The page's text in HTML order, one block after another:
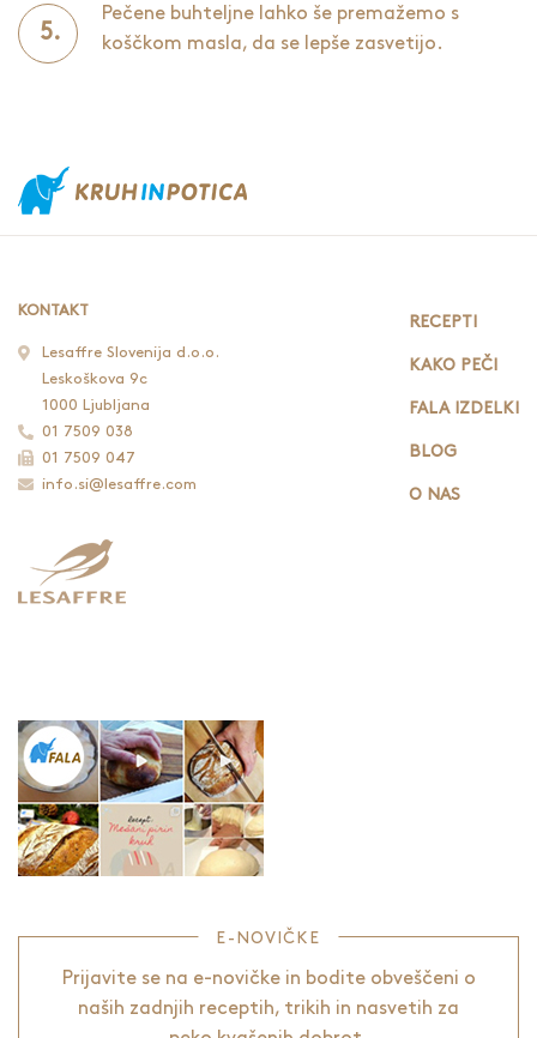
Pečene buhteljne lahko še premažemo s
koščkom masla, da se lepše zasvetijo.
KONTAKT
Lesaffre Slovenija d.o.o.
Leskoškova 9c
1000 Ljubljana
01 7509 038
01 7509 047
info.si@lesaffre.com
RECEPTI
KAKO PEČI
FALA IZDELKI
BLOG
O NAS
E-NOVIČKE
Prijavite se na e-novičke in bodite obveščeni o
naših zadnjih receptih, trikih in nasvetih za